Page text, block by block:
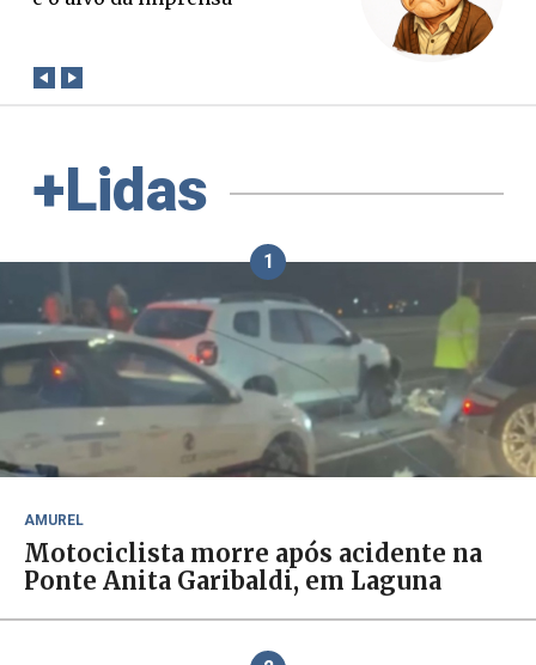
+Lidas
1
AMUREL
Motociclista morre após acidente na
Ponte Anita Garibaldi, em Laguna